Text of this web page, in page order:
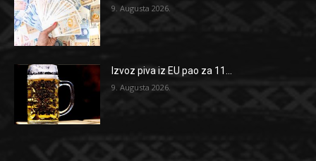
9. Augusta 2026.
Izvoz piva iz EU pao za 11...
9. Augusta 2026.